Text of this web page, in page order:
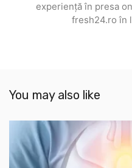
experiență în presa
fresh24.ro în
You may also like